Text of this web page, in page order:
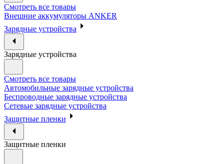
Смотреть все товары
Внешние аккумуляторы ANKER
Зарядные устройства
Зарядные устройства
Смотреть все товары
Автомобильные зарядные устройства
Беспроводные зарядные устройства
Сетевые зарядные устройства
Защитные пленки
Защитные пленки